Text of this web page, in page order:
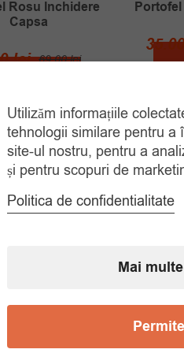
Rosu Inchidere
Capsa
69.00lei
Prețul
fost:
69.00 lei.
leiPrețul
este:
35.00 lei.
Utilizăm informațiile
tehnologii similare pentru a
site-ul nostru, pentru a
și pentru scopuri de
Politica de confidentialitate
Mai